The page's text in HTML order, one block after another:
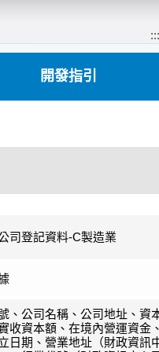
:::
開發指引
司登記資料-C製造業
、公司名稱、公司地址、資
收資本額、在境內營運資金、
日期、營業地址（財政資訊